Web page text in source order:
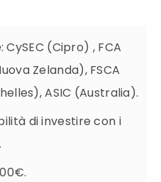
: CySEC (Cipro) , FCA
Zelanda), FSCA
ASIC (Australia).
di investire con i